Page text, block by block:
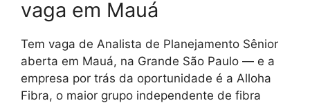
vaga em Mauá
Tem vaga de Analista de Planejamento Sênior
aberta em Mauá, na Grande São Paulo — e a
empresa por trás da oportunidade é a Alloha
Fibra, o maior grupo independente de fibra